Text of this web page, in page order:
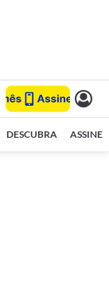
DESCUBRA ASSINE